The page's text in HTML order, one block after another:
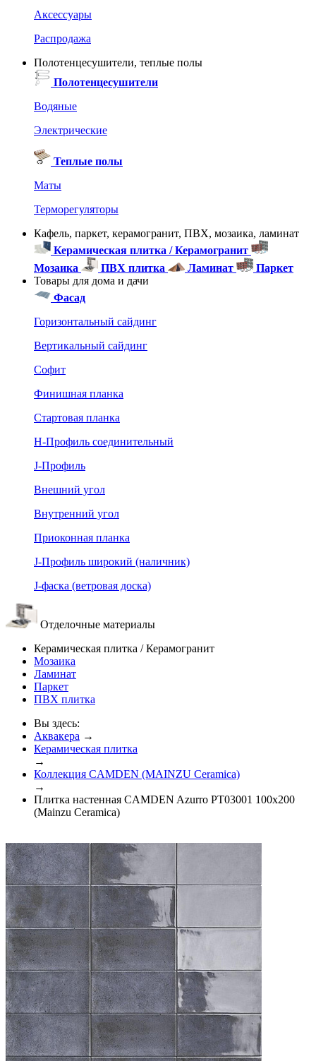
Аксессуары
Распродажа
Полотенцесушители, теплые полы
Полотенцесушители
Водяные
Электрические
Теплые полы
Маты
Терморегуляторы
Кафель, паркет, керамогранит, ПВХ, мозаика, ламинат
Керамическая плитка / Керамогранит
Мозаика
ПВХ плитка Ламинат
Паркет
Товары для дома и дачи
Фасад
Горизонтальный сайдинг
Вертикальный сайдинг
Софит
Финишная планка
Стартовая планка
Н-Профиль соединительный
J-Профиль
Внешний угол
Внутренний угол
Приоконная планка
J-Профиль широкий (наличник)
J-фаска (ветровая доска)
Отделочные материалы
Керамическая плитка / Керамогранит
Мозаика
Ламинат
Паркет
ПВХ плитка
Вы здесь:
Аквакера →
Керамическая плитка
→
Коллекция CAMDEN (MAINZU Ceramica)
→
Плитка настенная CAMDEN Azurro PT03001 100x200
(Mainzu Ceramica)